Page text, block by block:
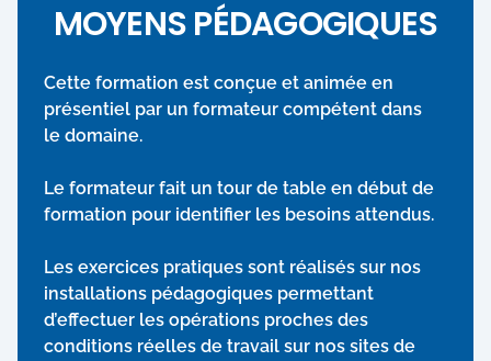
MOYENS PÉDAGOGIQUES
Cette formation est conçue et animée en
présentiel par un formateur compétent dans
le domaine.
Le formateur fait un tour de table en début de
formation pour identifier les besoins attendus.
Les exercices pratiques sont réalisés sur nos
installations pédagogiques permettant
d’effectuer les opérations proches des
conditions réelles de travail sur nos sites de